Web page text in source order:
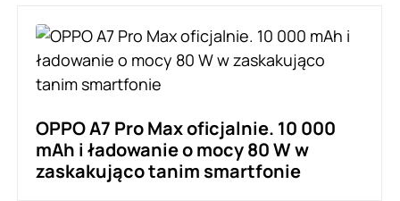
OPPO A7 Pro Max oficjalnie. 10 000
mAh i ładowanie o mocy 80 W w
zaskakująco tanim smartfonie